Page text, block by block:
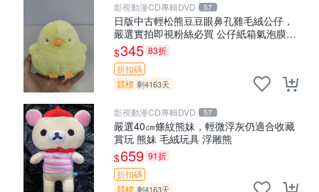
影視動漫CD專輯DVD 57
日版中古輕松熊豆豆眼鼻孔雞毛絨公仔，
嚴選實拍即視粉絲必買 公仔紙箱氣泡膜精
心包裝快速發貨 輕松熊 公仔 雞毛絨
$345 83折
折扣碼
競標 剩4163天
影視動漫CD專輯DVD 57
嚴選40㎝條紋熊妹，輕微浮灰仍適合收藏
賞玩 熊妹 毛絨玩具 浮雕熊
$659 91折
折扣碼
競標 剩4163天